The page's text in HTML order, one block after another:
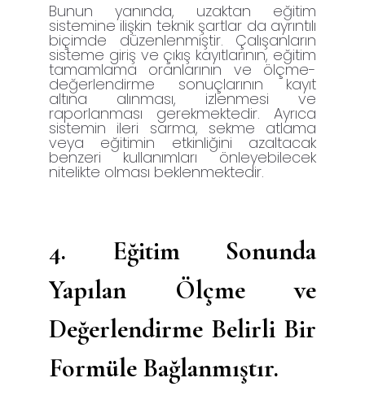
Bunun yanında, uzaktan eğitim
sistemine ilişkin teknik şartlar da ayrıntılı
biçimde düzenlenmiştir. Çalışanların
sisteme giriş ve çıkış kayıtlarının, eğitim
tamamlama oranlarının ve ölçme-
değerlendirme sonuçlarının kayıt
altına alınması, izlenmesi ve
raporlanması gerekmektedir. Ayrıca
sistemin ileri sarma, sekme atlama
veya eğitimin etkinliğini azaltacak
benzeri kullanımları önleyebilecek
nitelikte olması beklenmektedir.
4. Eğitim Sonunda
Yapılan Ölçme ve
Değerlendirme Belirli Bir
Formüle Bağlanmıştır.